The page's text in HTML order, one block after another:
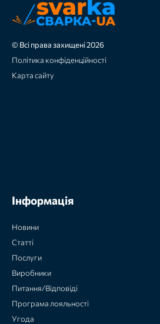
© Всі права захищені 2026
Політика конфіденційності
Карта сайту
Інформація
Новини
Статті
Послуги
Виробники
Питання/Відповіді
Програма лояльності
Угода